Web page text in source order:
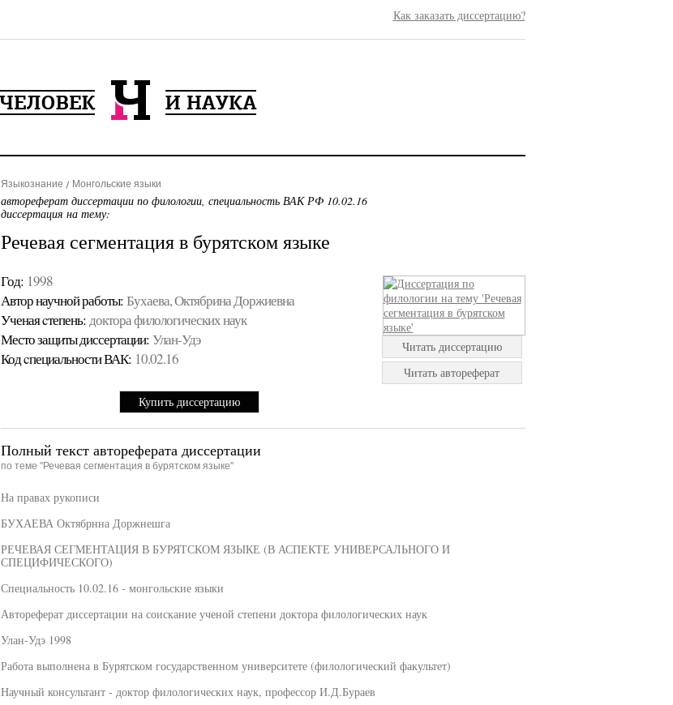
Как заказать диссертацию?
Языкознание Монгольские языки
автореферат диссертации по филологии, специальность ВАК РФ 10.02.16
диссертация на тему:
Речевая сегментация в бурятском языке
Год: 1998
Автор научной работы: Бухаева, Октябрина Доржиевна
Ученая cтепень: доктора филологических наук
Место защиты диссертации: Улан-Удэ
Код cпециальности ВАК: 10.02.16
Купить диссертацию
Читать диссертацию
Читать автореферат
Полный текст автореферата диссертации
по теме "Речевая сегментация в бурятском языке"
На правах рукописи
БУХАЕВА Октябрнна Доржнешга
РЕЧЕВАЯ СЕГМЕНТАЦИЯ В БУРЯТСКОМ ЯЗЫКЕ (В АСПЕКТЕ УНИВЕРСАЛЬНОГО И
СПЕЦИФИЧЕСКОГО)
Специальность 10.02.16 - монгольские языки
Автореферат диссертации на соискание ученой степени доктора филологических наук
Улан-Удэ 1998
Работа выполнена в Бурятском государственном университете (филологический факультет)
Научный консультант - доктор филологических наук, профессор И.Д.Бураев